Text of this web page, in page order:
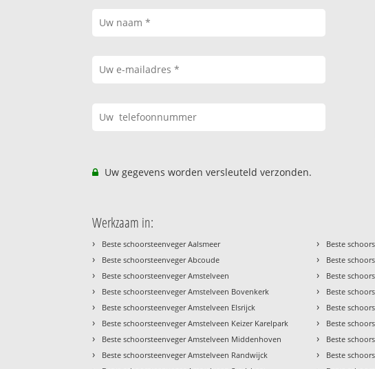
Uw gegevens worden versleuteld verzonden.
Werkzaam in:
› Beste schoorsteenveger Aalsmeer
› Beste schoorsteenveger Abcoude
› Beste schoorsteenveger Amstelveen
› Beste schoorsteenveger Amstelveen Bovenkerk
› Beste schoorsteenveger Amstelveen Elsrijck
› Beste schoorsteenveger Amstelveen Keizer Karelpark
› Beste schoorsteenveger Amstelveen Middenhoven
› Beste schoorsteenveger Amstelveen Randwijck
› Beste
› Beste
› Beste
› Beste
› Beste
› Beste
› Beste
› Beste